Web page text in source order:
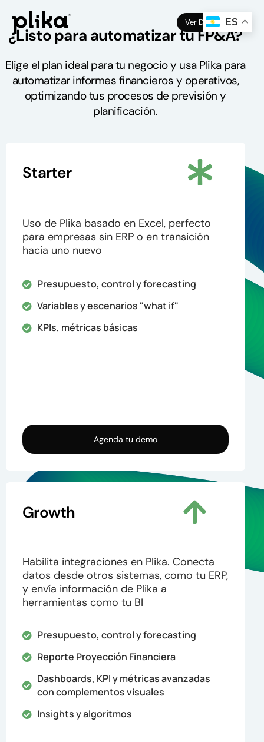
Ver Demo
¿Listo para automatizar tu FP&A?
Elige el plan ideal para tu negocio y usa Plika para
automatizar informes financieros y operativos,
optimizando tus procesos de previsión y
planificación.
Starter
Uso de Plika basado en Excel, perfecto
para empresas sin ERP o en transición
hacia uno nuevo
Presupuesto, control y forecasting
Variables y escenarios "what if"
KPIs, métricas básicas
Agenda tu demo
Growth
Habilita integraciones en Plika. Conecta
datos desde otros sistemas, como tu ERP,
y envía información de Plika a
herramientas como tu BI
Presupuesto, control y forecasting
Reporte Proyección Financiera
Dashboards, KPI y métricas avanzadas
con complementos visuales
Insights y algoritmos
ES